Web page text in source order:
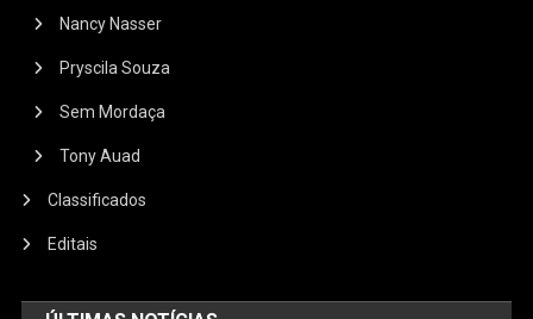
Nancy Nasser
Pryscila Souza
Sem Mordaça
Tony Auad
Classificados
Editais